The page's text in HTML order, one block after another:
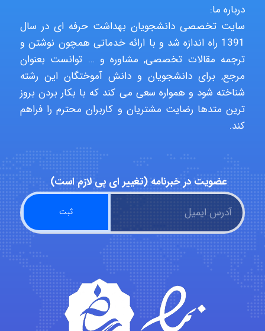
aghajari vahid
Poubakhtiari
hosein abdolvand
Kati
emami
درباره ما:
سایت تخصصی دانشجویان بهداشت حرفه ای در سال
1391 راه اندازه شد و با ارائه خدماتی همچون نوشتن و
ترجمه مقالات تخصصی, مشاوره و … توانست بعنوان
مرجع, برای دانشجویان و دانش آموختگان این رشته
شناخته شود و همواره سعی می کند که با بکار بردن بروز
ترین متدها رضایت مشتریان و کاربران محترم را فراهم
کند.
عضویت در خبرنامه (تغییر ای پی لازم است)